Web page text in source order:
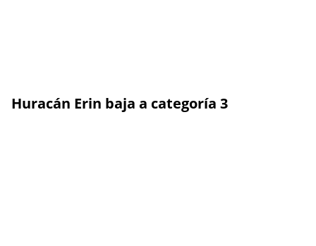
Huracán Erin baja a categoría 3